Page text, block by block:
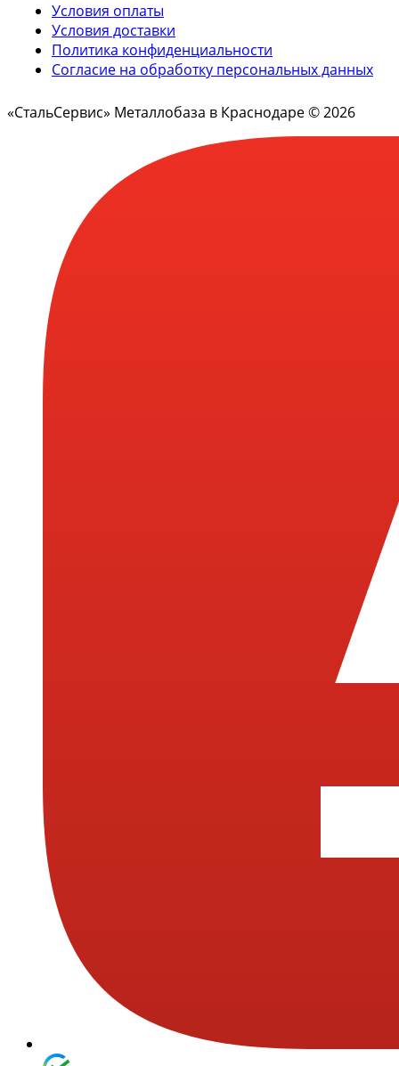
Условия оплаты
Условия доставки
Политика конфиденциальности
Согласие на обработку персональных данных
«СтальСервис» Металлобаза в Краснодаре © 2026